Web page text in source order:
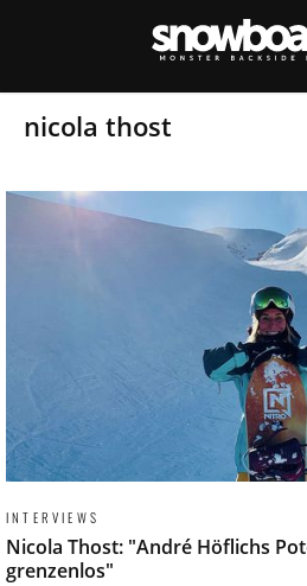
nicola thost
INTERVIEWS
Nicola Thost: "André Höflichs
grenzenlos"